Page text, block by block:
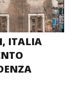
ITALIA